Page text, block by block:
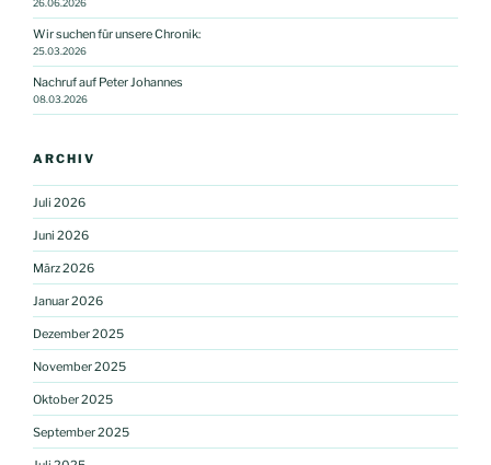
26.06.2026
Wir suchen für unsere Chronik:
25.03.2026
Nachruf auf Peter Johannes
08.03.2026
ARCHIV
Juli 2026
Juni 2026
März 2026
Januar 2026
Dezember 2025
November 2025
Oktober 2025
September 2025